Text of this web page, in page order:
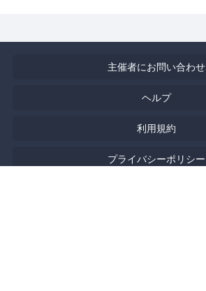
主催者にお問い合わせ
ヘルプ
利用規約
プライバシーポリシー